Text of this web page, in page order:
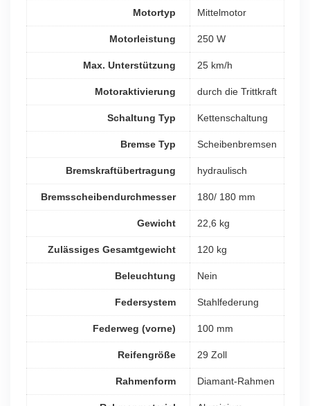
Motortyp Mittelmotor
Motorleistung 250 W
Max. Unterstützung 25 km/h
Motoraktivierung durch die Trittkraft
Schaltung Typ Kettenschaltung
Bremse Typ Scheibenbremsen
Bremskraftübertragung hydraulisch
Bremsscheibendurchmesser 180/ 180 mm
Gewicht 22,6 kg
Zulässiges Gesamtgewicht 120 kg
Beleuchtung Nein
Federsystem Stahlfederung
Federweg (vorne) 100 mm
Reifengröße 29 Zoll
Rahmenform Diamant-Rahmen